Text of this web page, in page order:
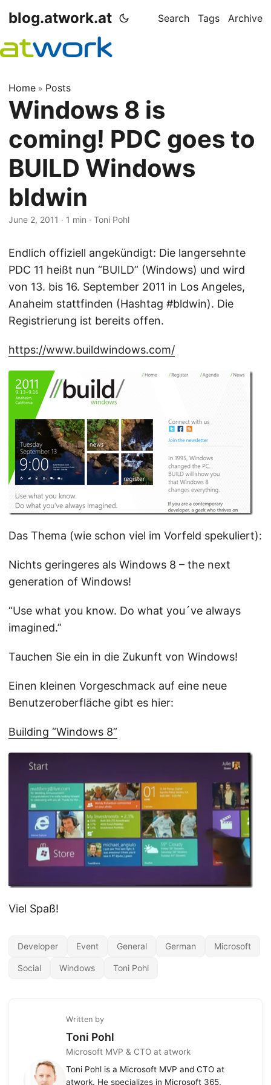
blog.atwork.at Search Tags Archive
Home » Posts
Windows 8 is
coming! PDC goes to
BUILD Windows
bldwin
June 2, 2011 · 1 min · Toni Pohl
Endlich offiziell angekündigt: Die langersehnte
PDC 11 heißt nun “BUILD” (Windows) und wird
von 13. bis 16. September 2011 in Los Angeles,
Anaheim stattfinden (Hashtag #bldwin). Die
Registrierung ist bereits offen.
https://www.buildwindows.com/
Das Thema (wie schon viel im Vorfeld spekuliert):
Nichts geringeres als Windows 8 – the next
generation of Windows!
“Use what you know. Do what you´ve always
imagined.”
Tauchen Sie ein in die Zukunft von Windows!
Einen kleinen Vorgeschmack auf eine neue
Benutzeroberfläche gibt es hier:
Building “Windows 8”
Viel Spaß!
Developer Event General German Microsoft
Social Windows Toni Pohl
Written by
Toni Pohl
Microsoft MVP & CTO at atwork
Toni Pohl is a Microsoft MVP and CTO at
atwork. He specializes in Microsoft 365,